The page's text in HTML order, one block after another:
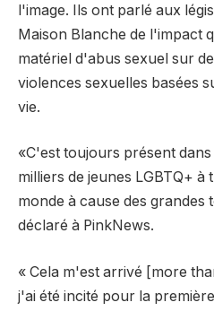
l'image. Ils ont parlé aux
Maison Blanche de l'impact
matériel d'abus sexuel sur
violences sexuelles basées
vie.
«C'est toujours présent dans
milliers de jeunes LGBTQ+ à
monde à cause des grandes
déclaré à PinkNews.
« Cela m'est arrivé [more
j'ai été incité pour la